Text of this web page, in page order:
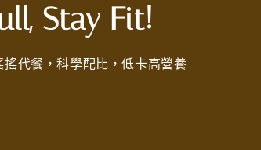
Stay Fit!
代餐，科學配比，低卡高營養